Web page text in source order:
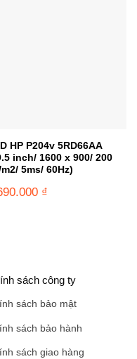
HP P204v 5RD66AA
inch/ 1600 x 900/ 200
5ms/ 60Hz)
₫
sách công ty
sách bảo mật
sách bảo hành
sách giao hàng